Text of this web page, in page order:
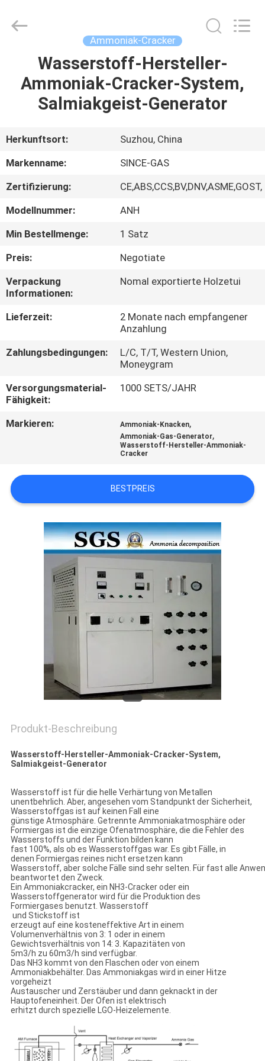
HEIM
PRODUKTE
ÜBER
UNS
WERKSBESICHTIGUNG
QUALITÄTSKONTROLLE
KONTAKT
MIT
UNS
NACHRICHTEN
RECHTSSACHEN
ANGEBOT
NEWS
SITEMAP
DATENSCHUTZRICHTLINIE
Technology
Co.,Ltd.
Ammoniak-Cracker
Wasserstoff-Hersteller-
Ammoniak-Cracker-System,
Salmiakgeist-Generator
Herkunftsort:
Suzhou, China
Markenname:
SINCE-GAS
Zertifizierung:
CE,ABS,CCS,BV,DNV,ASME,GOST,
Modellnummer:
ANH
Min Bestellmenge:
1 Satz
Preis:
Negotiate
Verpackung
Informationen:
Nomal exportierte Holzetui
Lieferzeit:
2 Monate nach empfangener
Anzahlung
Zahlungsbedingungen:
L/C, T/T, Western Union,
Moneygram
Versorgungsmaterial-
Fähigkeit:
1000 SETS/JAHR
Markieren: Ammoniak-Knacken,
Ammoniak-Gas-Generator,
Wasserstoff-Hersteller-Ammoniak-
Cracker
BESTPREIS
Produkt-Beschreibung
Wasserstoff-Hersteller-Ammoniak-Cracker-System,
Salmiakgeist-Generator
Wasserstoff ist für die helle Verhärtung von Metallen
unentbehrlich. Aber, angesehen vom Standpunkt der Sicherheit,
Wasserstoffgas ist auf keinen Fall eine
günstige Atmosphäre. Getrennte Ammoniakatmosphäre oder
Formiergas ist die einzige Ofenatmosphäre, die die Fehler des
Wasserstoffs und der Funktion bilden kann
fast 100%, als ob es Wasserstoffgas war. Es gibt Fälle, in
denen Formiergas reines nicht ersetzen kann
Wasserstoff, aber solche Fälle sind sehr selten. Für fast alle
beantwortet den Zweck.
Ein Ammoniakcracker, ein NH3-Cracker oder ein
Wasserstoffgenerator wird für die Produktion des
Formiergases benutzt. Wasserstoff
und Stickstoff ist
erzeugt auf eine kosteneffektive Art in einem
Volumenverhältnis von 3: 1 oder in einem
Gewichtsverhältnis von 14: 3. Kapazitäten von
5m3/h zu 60m3/h sind verfügbar.
Das NH3 kommt von den Flaschen oder von einem
Ammoniakbehälter. Das Ammoniakgas wird in einer Hitze
vorgeheizt
Austauscher und Zerstäuber und dann geknackt in der
Hauptofeneinheit. Der Ofen ist elektrisch
erhitzt durch spezielle LGO-Heizelemente.